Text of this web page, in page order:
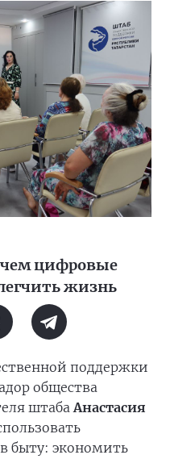
чем цифровые
жизнь
поддержки
общества
штабаАнастасия
быту: экономить